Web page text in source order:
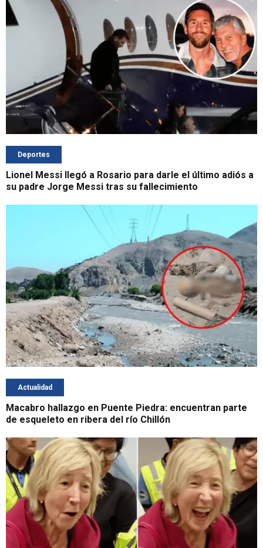
Deportes
Lionel Messi llegó a Rosario para darle el último adiós a
su padre Jorge Messi tras su fallecimiento
Actualidad
Macabro hallazgo en Puente Piedra: encuentran parte
de esqueleto en ribera del río Chillón